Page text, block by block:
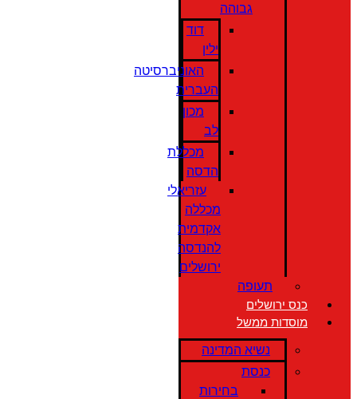
גבוהה
דוד
ילין
האוניברסיטה
העברית
מכון
לב
מכללת
הדסה
עזריאלי
מכללה
אקדמית
להנדסה
ירושלים
תעופה
כנס ירושלים
מוסדות ממשל
נשיא המדינה
כנסת
בחירות